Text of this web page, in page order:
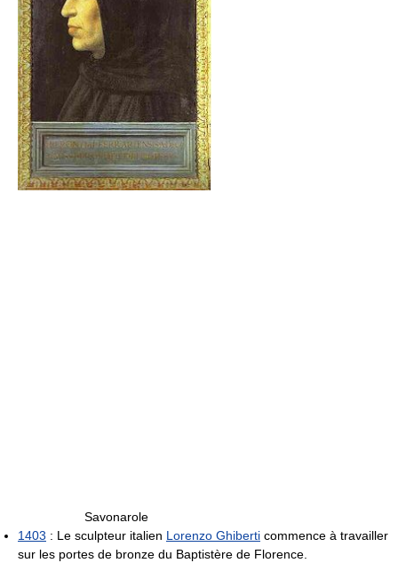
Savonarole
1403 : Le sculpteur italien Lorenzo Ghiberti commence à travailler
sur les portes de bronze du Baptistère de Florence.